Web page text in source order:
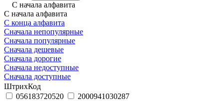
С начала алфавита
С начала алфавита
С конца алфавита
Сначала непопулярные
Сначала популярные
Сначала дешевые
Сначала дорогие
Сначала недоступные
Сначала доступные
ШтрихКод
056183720520
2000941030287